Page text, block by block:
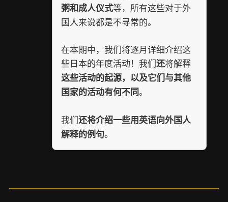
粥和成人仪式等，所有这些对于外
国人来说都是不寻常的。
在本期中，我们将逐月详细介绍这
些日本的年度活动！我们还将解释
这些活动的起源，以及它们与其他
国家的活动有何不同。
我们还将介绍一些用英语向外国人
解释的例句。